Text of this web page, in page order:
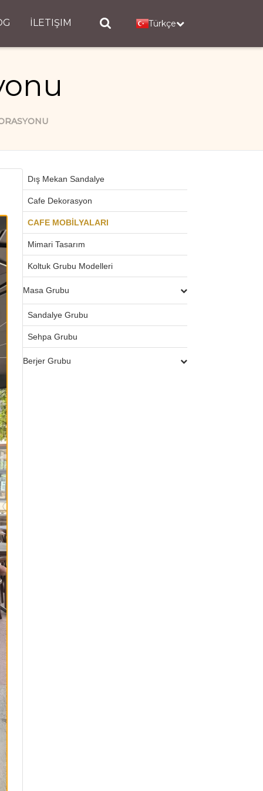
İLETIŞIM Türkçe
Dış Mekan Sandalye
Cafe Dekorasyon
CAFE MOBİLYALARI
Mimari Tasarım
Koltuk Grubu Modelleri
Masa Grubu
Sandalye Grubu
Sehpa Grubu
Berjer Grubu